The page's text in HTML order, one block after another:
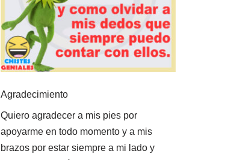
Agradecimiento
Quiero agradecer a mis pies por
apoyarme en todo momento y a mis
brazos por estar siempre a mi lado y